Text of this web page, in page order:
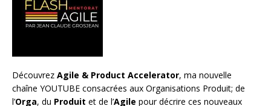
Découvrez Agile & Product Accelerator, ma nouvelle
chaîne YOUTUBE consacrées aux Organisations Produit; de
l’Orga, du Produit et de l’Agile pour décrire ces nouveaux